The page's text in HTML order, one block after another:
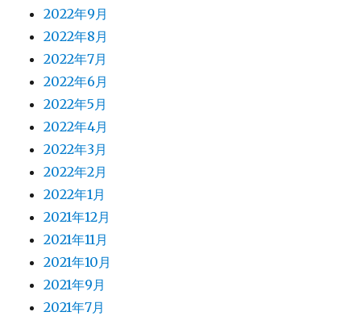
2022年9月
2022年8月
2022年7月
2022年6月
2022年5月
2022年4月
2022年3月
2022年2月
2022年1月
2021年12月
2021年11月
2021年10月
2021年9月
2021年7月